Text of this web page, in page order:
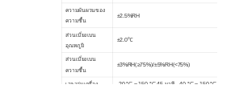
ความผันผวนของ
ความชื้น
±2.5%RH
ส่วนเบี่ยงเบน
อุณหภูมิ
±2.0℃
ส่วนเบี่ยงเบน
ความชื้น
±3%RH(≥75%)/±5%RH(<75%)
เวลาอุ่นเครื่อง -20 °C ~ 150 °C 45 นาที, -40 °C ~ 150 °C 60 น